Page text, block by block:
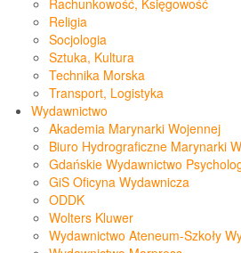
Rachunkowość, Księgowość
Religia
Socjologia
Sztuka, Kultura
Technika Morska
Transport, Logistyka
Wydawnictwo
Akademia Marynarki Wojennej
Biuro Hydrograficzne Marynarki
Gdańskie Wydawnictwo
GiS Oficyna Wydawnicza
ODDK
Wolters Kluwer
Wydawnictwo Ateneum-Szkoły